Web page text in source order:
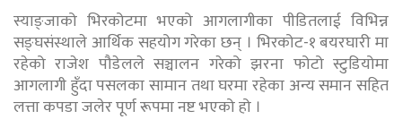
स्याङ्जाको भिरकोटमा भएको आगलागीका पीडितलाई विभिन्न
सङ्घसंस्थाले आर्थिक सहयोग गरेका छन् । भिरकोट-१ बयरघारी मा
रहेको राजेश पौडेलले सञ्चालन गरेको झरना फोटो स्टुडियोमा
आगलागी हुँदा पसलका सामान तथा घरमा रहेका अन्य समान सहित
लत्ता कपडा जलेर पूर्ण रूपमा नष्ट भएको हो ।